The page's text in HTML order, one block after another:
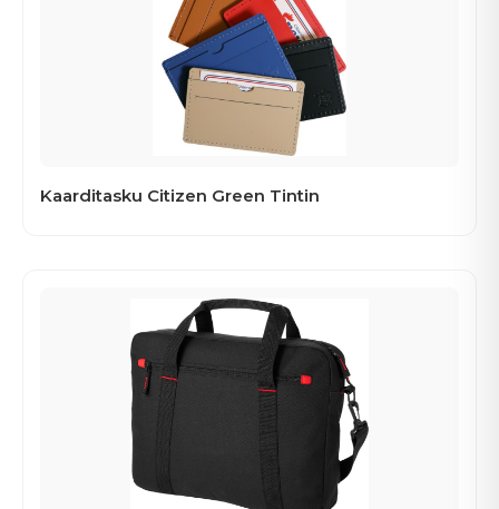
Kaarditasku Citizen Green Tintin